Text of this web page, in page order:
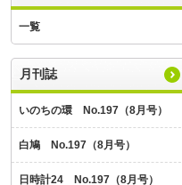
一覧
月刊誌
いのちの環 No.197（8月号）
白鳩 No.197（8月号）
日時計24 No.197（8月号）